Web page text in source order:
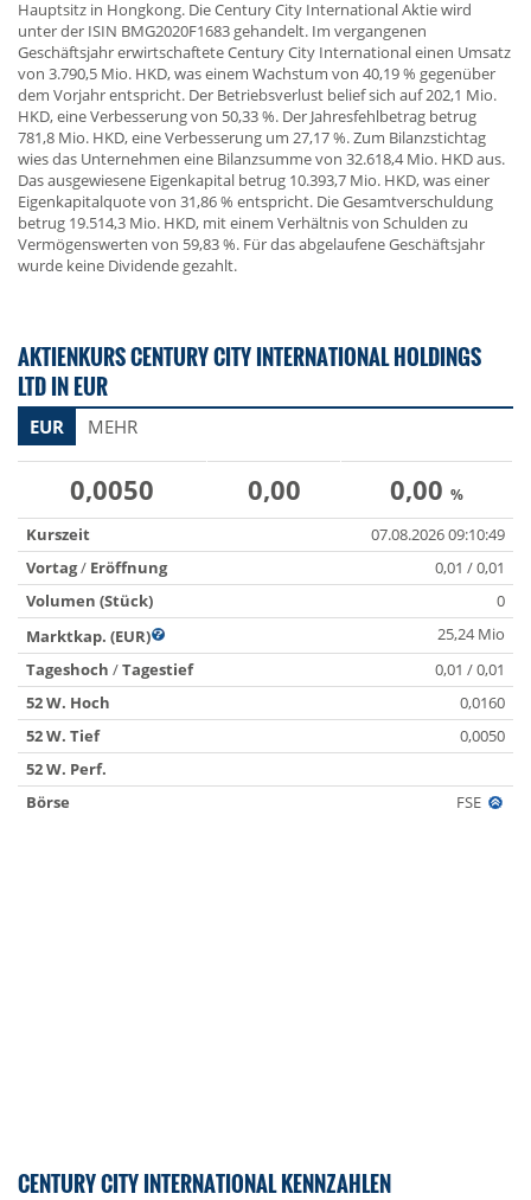
Hauptsitz in Hongkong. Die Century City International Aktie wird
unter der ISIN BMG2020F1683 gehandelt. Im vergangenen
Geschäftsjahr erwirtschaftete Century City International einen Umsatz
von 3.790,5 Mio. HKD, was einem Wachstum von 40,19 % gegenüber
dem Vorjahr entspricht. Der Betriebsverlust belief sich auf 202,1 Mio.
HKD, eine Verbesserung von 50,33 %. Der Jahresfehlbetrag betrug
781,8 Mio. HKD, eine Verbesserung um 27,17 %. Zum Bilanzstichtag
wies das Unternehmen eine Bilanzsumme von 32.618,4 Mio. HKD aus.
Das ausgewiesene Eigenkapital betrug 10.393,7 Mio. HKD, was einer
Eigenkapitalquote von 31,86 % entspricht. Die Gesamtverschuldung
betrug 19.514,3 Mio. HKD, mit einem Verhältnis von Schulden zu
Vermögenswerten von 59,83 %. Für das abgelaufene Geschäftsjahr
wurde keine Dividende gezahlt.
AKTIENKURS CENTURY CITY INTERNATIONAL HOLDINGS
LTD IN EUR
EUR MEHR
0,0050 0,00 0,00 %
Kurszeit
07.08.2026 09:10:49
Vortag/ Eröffnung
0,01 / 0,01
Volumen (Stück)
0
Marktkap. (EUR)
25,24 Mio
Tageshoch /Tagestief
0,01 / 0,01
52 W. Hoch
0,0160
52 W. Tief
0,0050
52 W. Perf.
Börse
FSE
CENTURY CITY INTERNATIONAL KENNZAHLEN